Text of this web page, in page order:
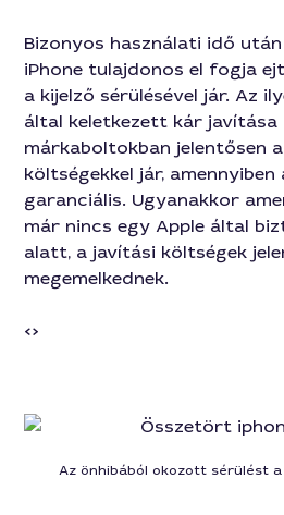
Bizonyos használati idő
iPhone tulajdonos el fogja
a kijelző sérülésével jár. Az
által keletkezett kár javítása
márkaboltokban jelentősen
költségekkel jár,
garanciális. Ugyanakkor
már nincs egy Apple által
alatt, a javítási költségek
megemelkednek.
<>
Az önhibából okozott sérülést